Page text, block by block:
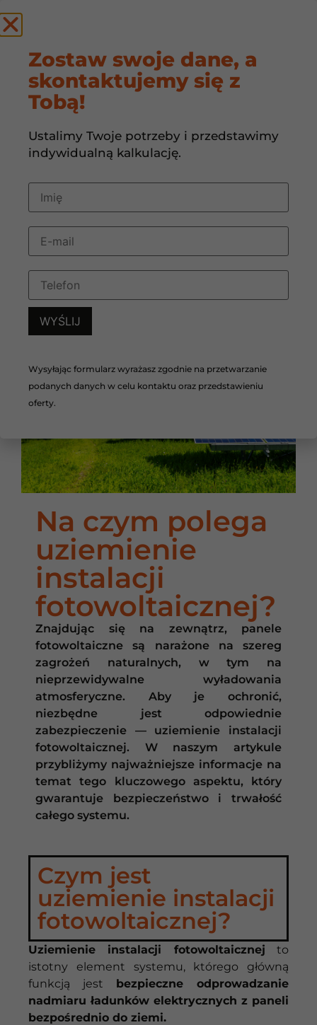
Na czym polega
uziemienie
instalacji
fotowoltaicznej?
16 maja, 2024
Na czym polega
uziemienie
instalacji
fotowoltaicznej?
Znajdując się na zewnątrz, panele
fotowoltaiczne są narażone na szereg
zagrożeń naturalnych, w tym na
nieprzewidywalne wyładowania
atmosferyczne. Aby je ochronić,
niezbędne jest odpowiednie
zabezpieczenie — uziemienie instalacji
fotowoltaicznej. W naszym artykule
przybliżymy najważniejsze informacje na
temat tego kluczowego aspektu, który
gwarantuje bezpieczeństwo i trwałość
całego systemu.
Czym jest
uziemienie instalacji
fotowoltaicznej?
Uziemienie instalacji fotowoltaicznej to
istotny element systemu, którego główną
funkcją jest bezpieczne odprowadzanie
nadmiaru ładunków elektrycznych z paneli
bezpośrednio do ziemi.
Zostaw swoje dane, a
skontaktujemy się z
Tobą!
Ustalimy Twoje potrzeby i przedstawimy
indywidualną kalkulację.
Wysyłając formularz wyrażasz zgodnie na przetwarzanie
podanych danych w celu kontaktu oraz przedstawieniu
oferty.